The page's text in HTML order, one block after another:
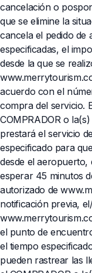
cancelación o
que se elimine la
cancela el pedido de
especificadas, el
desde la que se
acuerdo con el
compra del servicio.
COMPRADOR o
prestará el servicio
especificado para
desde el aeropuerto,
esperar 45 minutos
autorizado de
notificación previa,
el punto de
el tiempo
pueden rastrear las